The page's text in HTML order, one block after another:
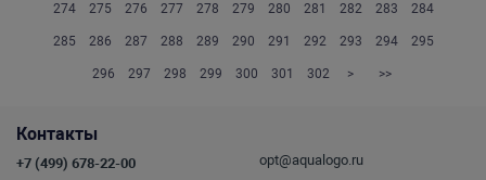
274 275 276 277 278 279 280 281 282 283 284
285 286 287 288 289 290 291 292 293 294 295
296 297 298 299 300 301 302 > >>
Контакты
+7 (499) 678-22-00
opt@aqualogo.ru